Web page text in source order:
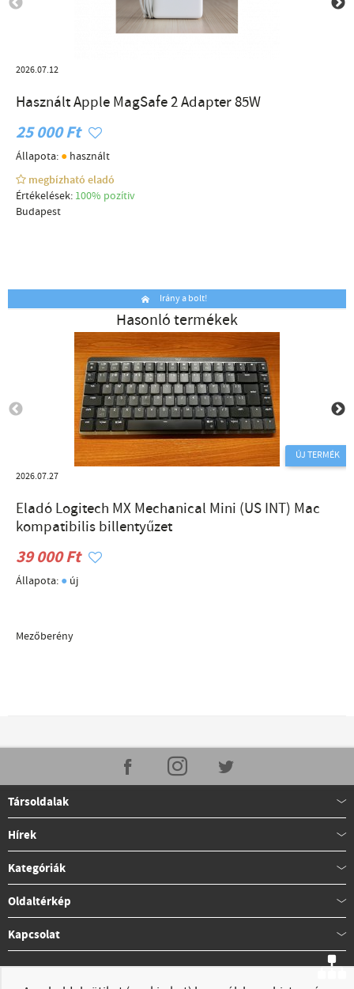
2026.07.12
Használt Apple MagSafe 2 Adapter 85W
25 000 Ft
Állapota: ● használt
megbízható eladó
Értékelések: 100% pozítiv
Budapest
Irány a bolt!
Hasonló termékek
ÚJ TERMÉK
2026.07.27
Eladó Logitech MX Mechanical Mini (US INT) Mac
kompatibilis billentyűzet
39 000 Ft
Állapota: ● új
Mezőberény
Társoldalak
Hírek
Kategóriák
Oldaltérkép
Kapcsolat